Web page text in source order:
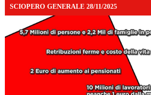
SCIOPERO GENERALE 28/11/2025